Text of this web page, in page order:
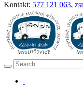
Kontakt: 577 121 063,